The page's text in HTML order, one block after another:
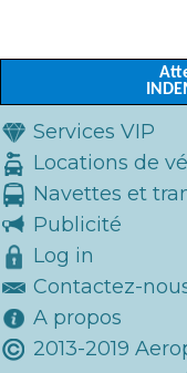
Services VIP
Locations de
Navettes et
Publicité
Log in
Contactez-
A propos
2013-2019